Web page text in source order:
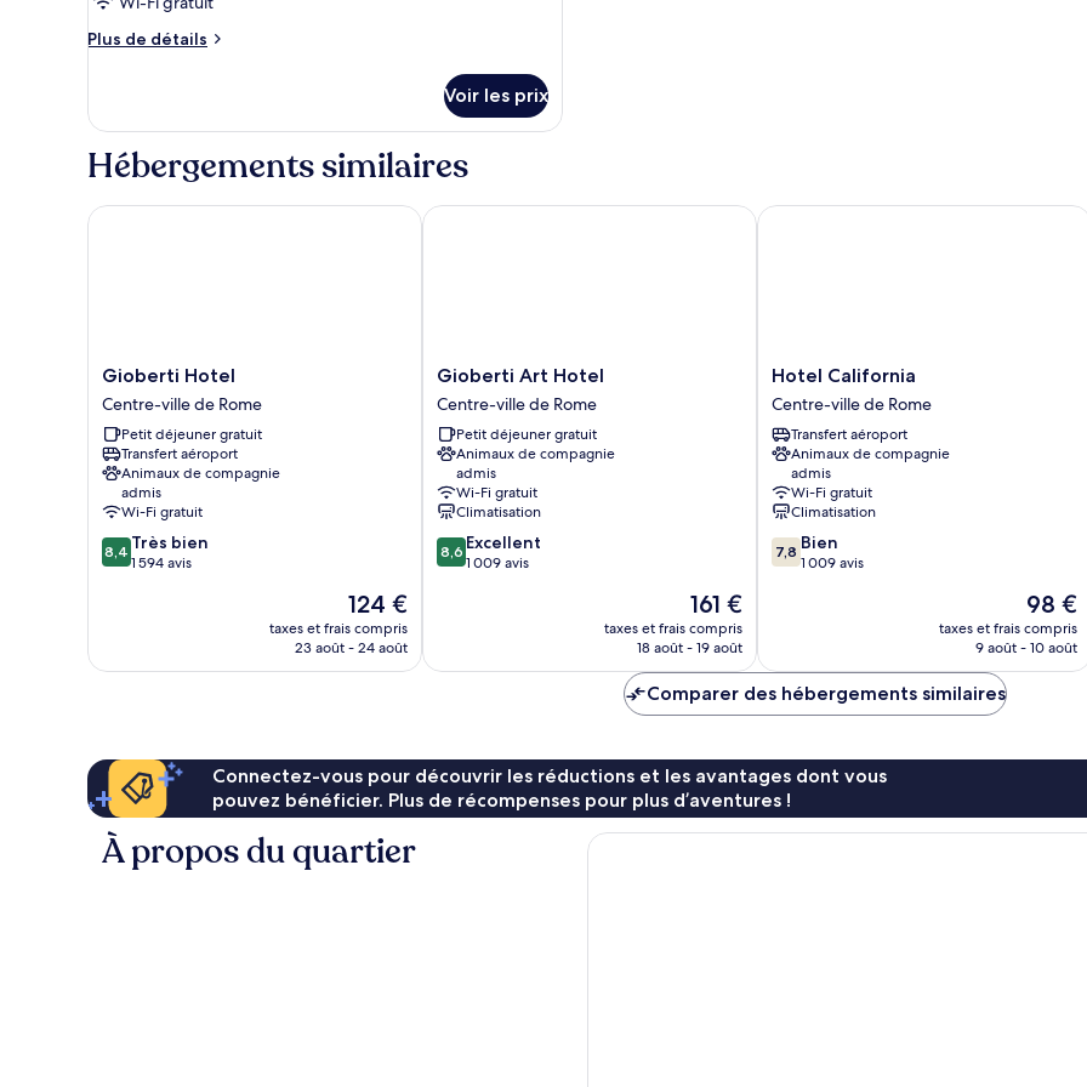
type
de
Chambre
Quadruple
Premium
Plus de détails
Plus
le
type
de
Chambre
Voir les prix
Hébergements similaires
Gioberti
Hotel
Centre-
ville
de
Rome
Gioberti Hotel
Centre-ville de Rome
Petit déjeuner gratuit
Transfert aéroport
Animaux de compagnie
admis
Wi-Fi gratuit
8.4
sur
8,4 Très bien
1 594 avis
Le
nouveau
prix
124 €
taxes et frais compris
23 août - 24 août
Gioberti Hotel
Gioberti
Art
Hotel
Centre-
ville
de
Rome
Gioberti Art Hotel
Centre-ville de Rome
Petit déjeuner gratuit
Animaux de compagnie
admis
Wi-Fi gratuit
Climatisation
8.6
sur
8,6 Excellent
1 009 avis
Le
nouveau
prix
de
161 €
161 €
taxes et frais compris
18 août - 19 août
Gioberti Art Hotel
Hotel
California
Centre-
ville
de
Rome
Hotel California
Centre-ville de Rome
Transfert aéroport
Animaux de compagnie
admis
Wi-Fi gratuit
Climatisation
7.8
sur
7,8 Bien
1 009 avis
Le
nouveau
prix
98 €
taxes et frais compris
9 août - 10 août
Hotel California
Comparer des hébergements similaires
Connectez-vous pour découvrir les réductions et les avantages dont vous
pouvez bénéficier. Plus de récompenses pour plus d’aventures !
À propos du quartier